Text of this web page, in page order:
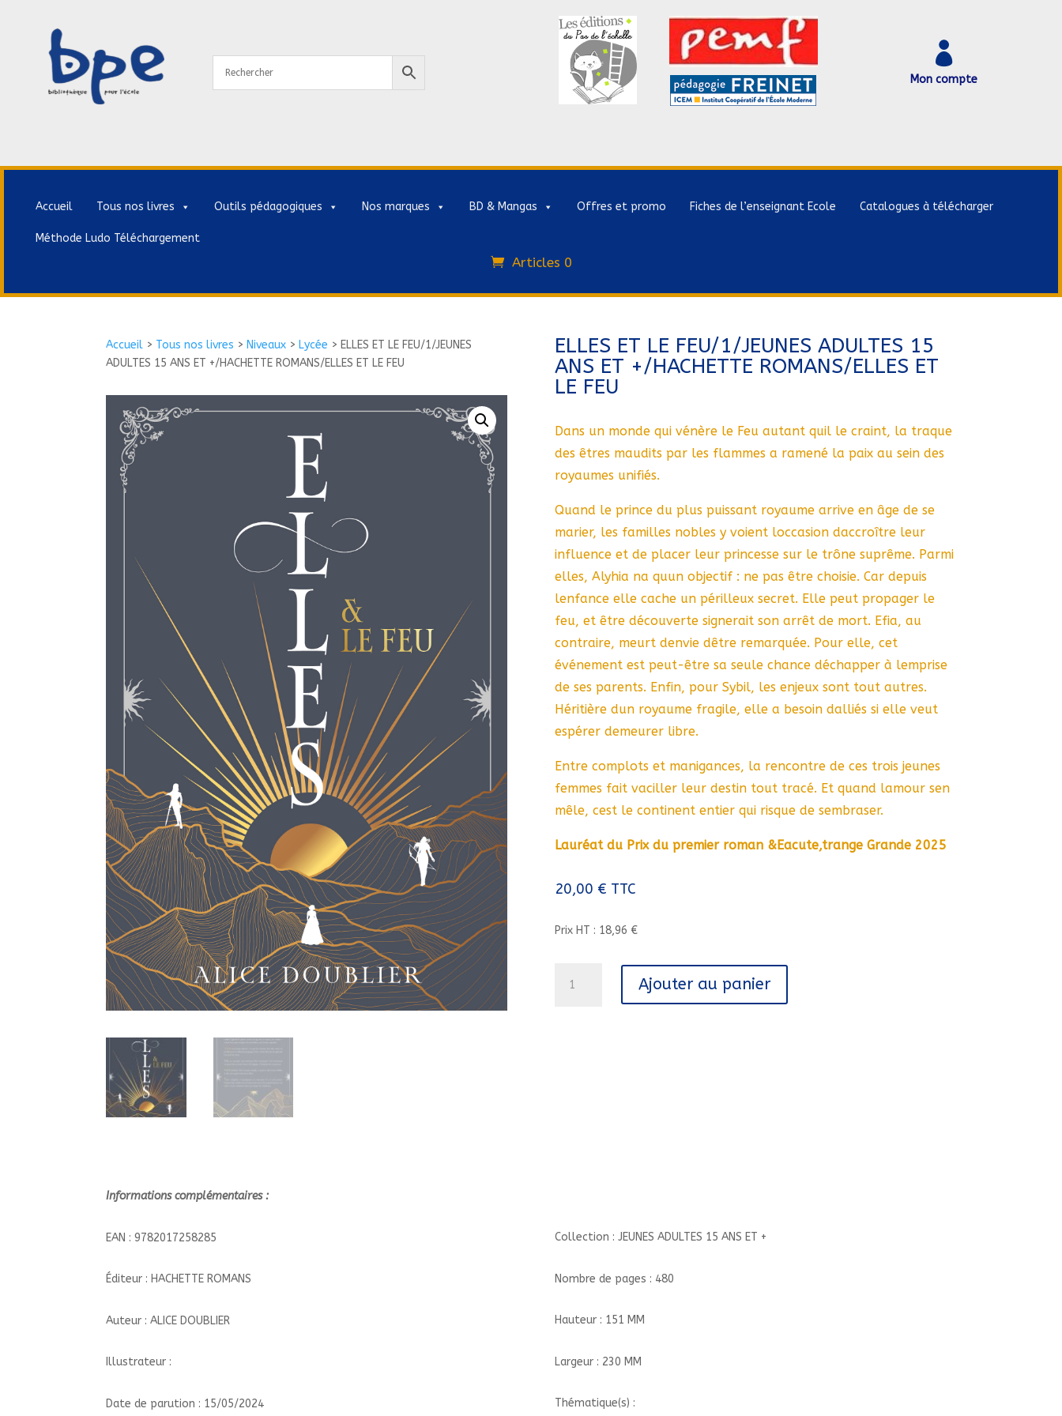

Mon compte
Accueil Tous nos livres Outils pédagogiques Nos marques BD & Mangas Offres et promo Fiches de l’enseignant Ecole Catalogues à télécharger
Méthode Ludo Téléchargement
Articles 0
Accueil > Tous nos livres > Niveaux > Lycée > ELLES ET LE FEU/1/JEUNES
ADULTES 15 ANS ET +/HACHETTE ROMANS/ELLES ET LE FEU
ELLES ET LE FEU/1/JEUNES ADULTES 15
ANS ET +/HACHETTE ROMANS/ELLES ET
LE FEU
Dans un monde qui vénère le Feu autant quil le craint, la traque
des êtres maudits par les flammes a ramené la paix au sein des
royaumes unifiés.
Quand le prince du plus puissant royaume arrive en âge de se
marier, les familles nobles y voient loccasion daccroître leur
influence et de placer leur princesse sur le trône suprême. Parmi
elles, Alyhia na quun objectif : ne pas être choisie. Car depuis
lenfance elle cache un périlleux secret. Elle peut propager le
feu, et être découverte signerait son arrêt de mort. Efia, au
contraire, meurt denvie dêtre remarquée. Pour elle, cet
événement est peut-être sa seule chance déchapper à lemprise
de ses parents. Enfin, pour Sybil, les enjeux sont tout autres.
Héritière dun royaume fragile, elle a besoin dalliés si elle veut
espérer demeurer libre.
Entre complots et manigances, la rencontre de ces trois jeunes
femmes fait vaciller leur destin tout tracé. Et quand lamour sen
mêle, cest le continent entier qui risque de sembraser.
Lauréat du Prix du premier roman &Eacute,trange Grande 2025
20,00 € TTC
Prix HT : 18,96 €
Ajouter au panier
Informations complémentaires :
EAN : 9782017258285
Éditeur : HACHETTE ROMANS
Auteur : ALICE DOUBLIER
Illustrateur :
Date de parution : 15/05/2024
Collection : JEUNES ADULTES 15 ANS ET +
Nombre de pages : 480
Hauteur : 151 MM
Largeur : 230 MM
Thématique(s) :